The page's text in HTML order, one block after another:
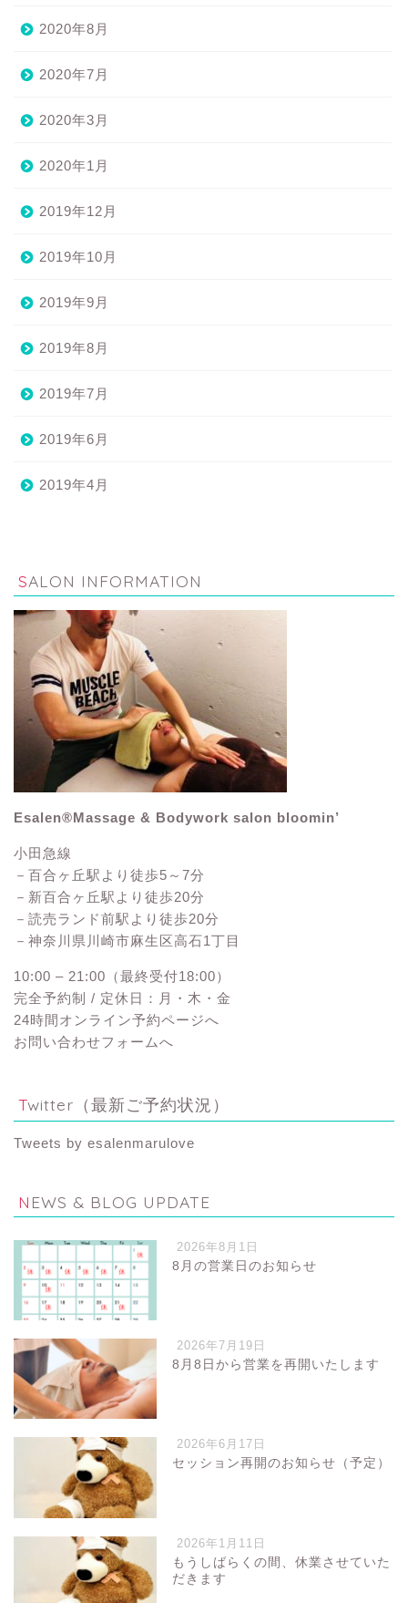
2020年8月
2020年7月
2020年3月
2020年1月
2019年12月
2019年10月
2019年9月
2019年8月
2019年7月
2019年6月
2019年4月
SALON INFORMATION
Esalen®Massage & Bodywork salon bloomin’
小田急線
－百合ヶ丘駅より徒歩5～7分
－新百合ヶ丘駅より徒歩20分
－読売ランド前駅より徒歩20分
－神奈川県川崎市麻生区高石1丁目
10:00 – 21:00（最終受付18:00）
完全予約制 / 定休日：月・木・金
24時間オンライン予約ページへ
お問い合わせフォームへ
Twitter（最新ご予約状況）
Tweets by esalenmarulove
NEWS & BLOG UPDATE
2026年8月1日
8月の営業日のお知らせ
2026年7月19日
8月8日から営業を再開いたします
2026年6月17日
セッション再開のお知らせ（予定）
2026年1月11日
もうしばらくの間、休業させていた
だきます